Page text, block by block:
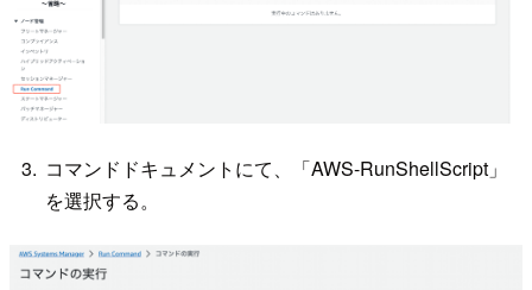
コマンドドキュメントにて、「AWS-RunShellScript」
を選択する。